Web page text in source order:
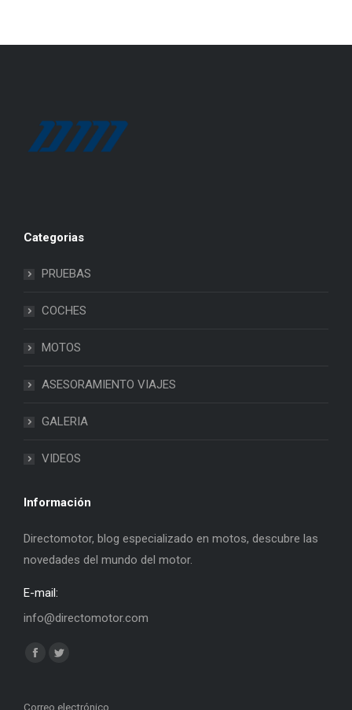
Categorias
PRUEBAS
COCHES
MOTOS
ASESORAMIENTO VIAJES
GALERIA
VIDEOS
Información
Directomotor, blog especializado en motos, descubre las
novedades del mundo del motor.
E-mail:
info@directomotor.com
Find us on:
Facebook
opens
Twitter
opens
Correo electrónico